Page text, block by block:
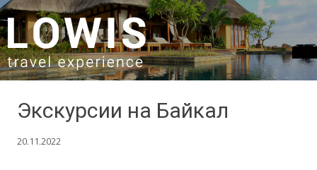
SKIP TO CONTENT
Экскурсии на Байкал
20.11.2022